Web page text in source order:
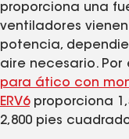
proporciona una
ventiladores
potencia,
aire necesario. Por
para ático con
ERV6proporciona
2,800 pies